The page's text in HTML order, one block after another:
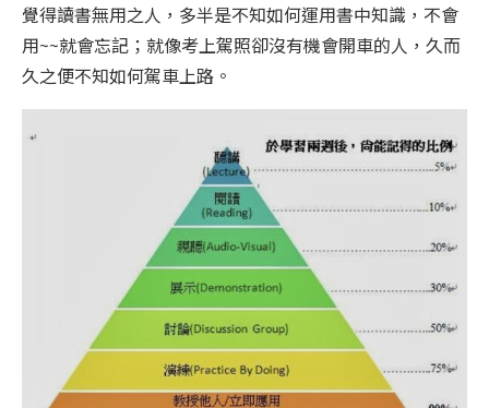
覺得讀書無用之人，多半是不知如何運用書中知識，不會
用~~就會忘記；就像考上駕照卻沒有機會開車的人，久而
久之便不知如何駕車上路。